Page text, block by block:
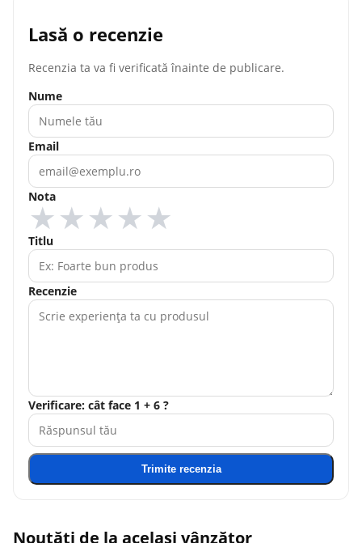
Lasă o recenzie
Recenzia ta va fi verificată înainte de publicare.
Nume
Email
Nota
★
★
★
★
★
Titlu
Recenzie
Verificare: cât face 1 + 6 ?
Trimite recenzia
Noutăți de la același vânzător